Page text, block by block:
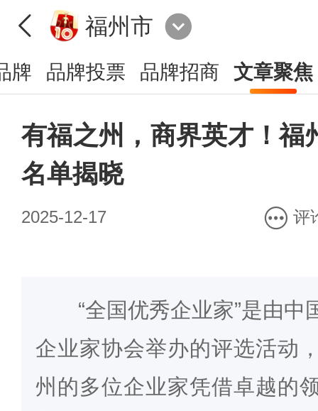
福州市
牌 品牌投票 品牌招商 文章聚焦
有福之州，商界英才！福
名单揭晓
2025-12-17 评
“全国优秀企业家”是由
企业家协会举办的评选活动
州的多位企业家凭借卓越的